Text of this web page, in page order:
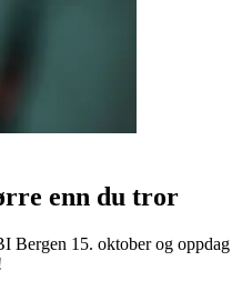
enn du tror
Bergen 15. oktober og oppdag